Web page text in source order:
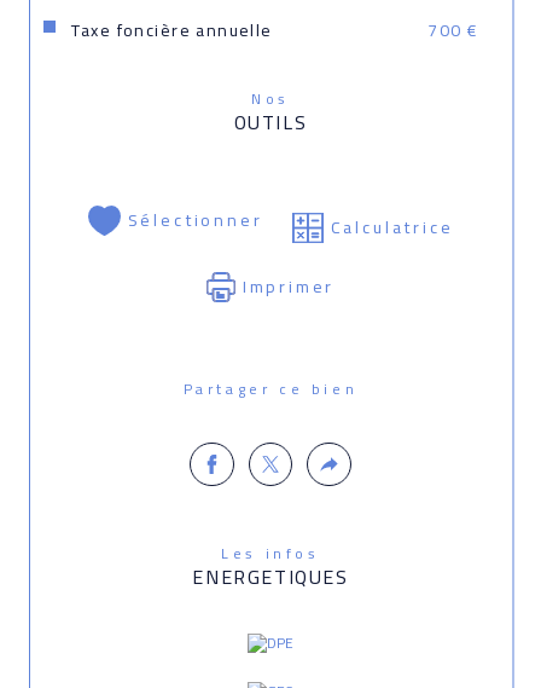
Taxe foncière annuelle 700 €
Nos
OUTILS
Sélectionner
Calculatrice
Imprimer
Partager ce bien
Les infos
ENERGETIQUES